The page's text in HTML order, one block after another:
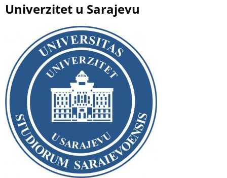
here
Univerzitet u Sarajevu